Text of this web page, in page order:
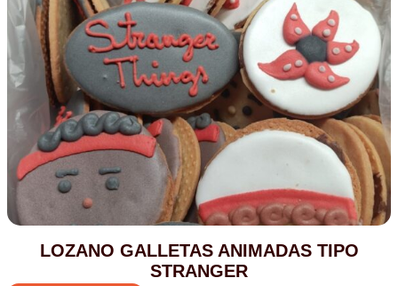
LOZANO GALLETAS ANIMADAS TIPO
STRANGER